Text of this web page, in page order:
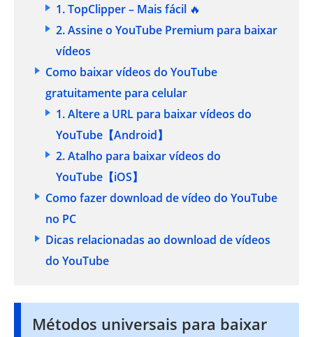
1. TopClipper – Mais fácil 🔥
2. Assine o YouTube Premium para baixar
vídeos
Como baixar vídeos do YouTube
gratuitamente para celular
1. Altere a URL para baixar vídeos do
YouTube【Android】
2. Atalho para baixar vídeos do
YouTube【iOS】
Como fazer download de vídeo do YouTube
no PC
Dicas relacionadas ao download de vídeos
do YouTube
Métodos universais para baixar